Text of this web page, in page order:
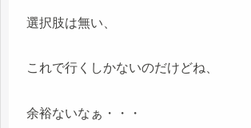
選択肢は無い、
これで行くしかないのだけどね、
余裕ないなぁ・・・